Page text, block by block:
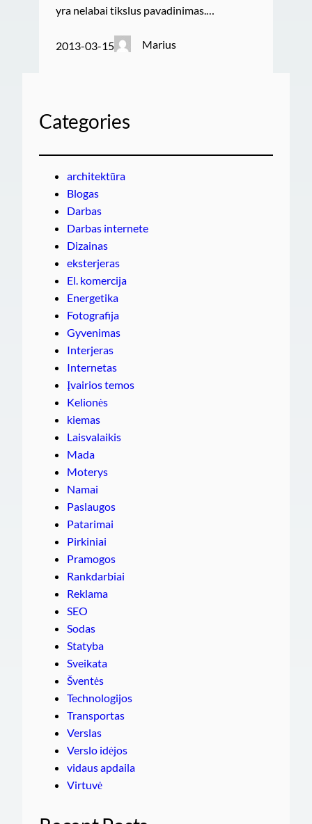
yra nelabai tikslus pavadinimas.…
2013-03-15 Marius
Categories
architektūra
Blogas
Darbas
Darbas internete
Dizainas
eksterjeras
El. komercija
Energetika
Fotografija
Gyvenimas
Interjeras
Internetas
Įvairios temos
Kelionės
kiemas
Laisvalaikis
Mada
Moterys
Namai
Paslaugos
Patarimai
Pirkiniai
Pramogos
Rankdarbiai
Reklama
SEO
Sodas
Statyba
Sveikata
Šventės
Technologijos
Transportas
Verslas
Verslo idėjos
vidaus apdaila
Virtuvė